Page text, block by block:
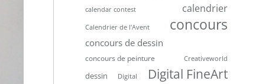
calendar contest calendrier
Calendrier de l'Avent concours
concours de dessin
concours de peinture Creativeworld
dessin Digital Digital FineArt